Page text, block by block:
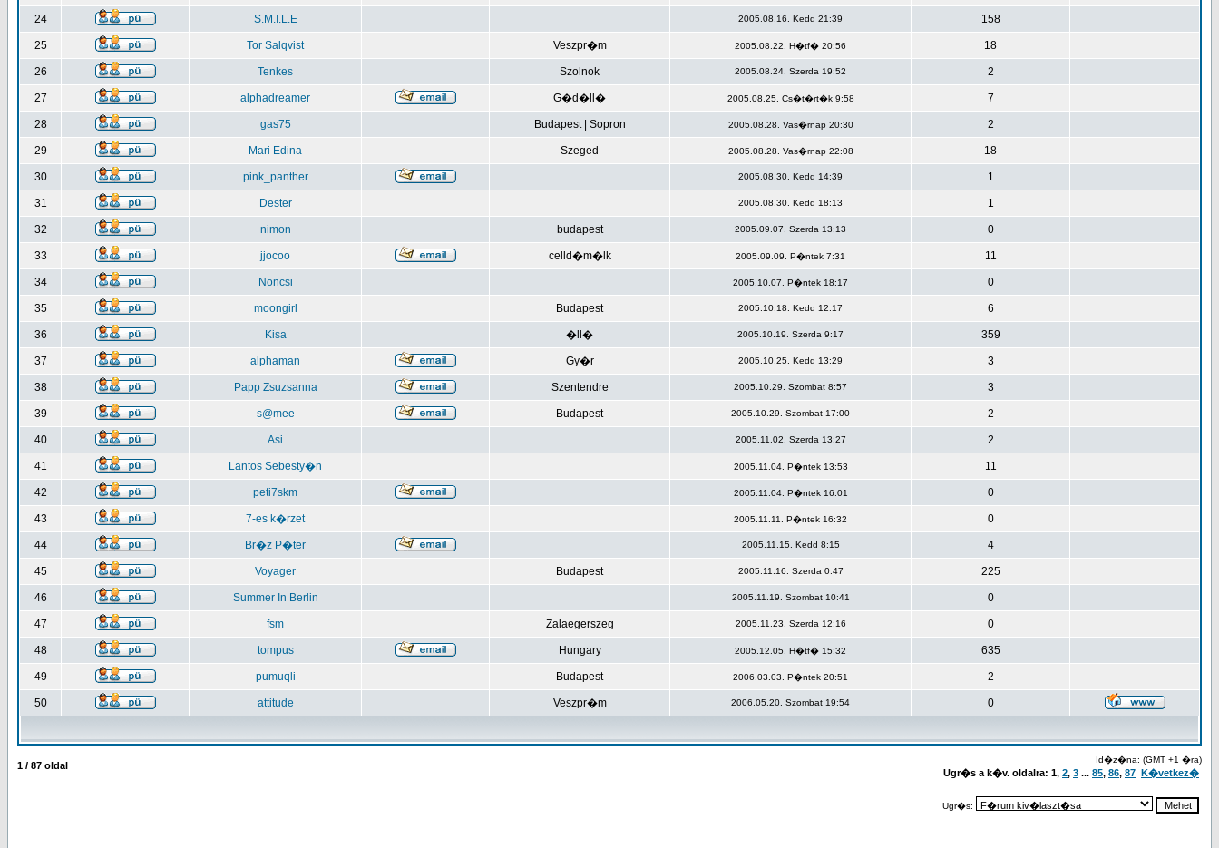
24 S.M.I.L.E 2005.08.16. Kedd 21:39 158
25 Tor Salqvist Veszpr�m 2005.08.22. H�tf� 20:56 18
26 Tenkes Szolnok 2005.08.24. Szerda 19:52 2
27 alphadreamer G�d�ll� 2005.08.25. Cs�t�rt�k 9:58 7
28 gas75 Budapest | Sopron 2005.08.28. Vas�rnap 20:30 2
29 Mari Edina Szeged 2005.08.28. Vas�rnap 22:08 18
30 pink_panther 2005.08.30. Kedd 14:39 1
31 Dester 2005.08.30. Kedd 18:13 1
32 nimon budapest 2005.09.07. Szerda 13:13 0
33 jjocoo celld�m�lk 2005.09.09. P�ntek 7:31 11
34 Noncsi 2005.10.07. P�ntek 18:17 0
35 moongirl Budapest 2005.10.18. Kedd 12:17 6
36 Kisa �ll� 2005.10.19. Szerda 9:17 359
37 alphaman Gy�r 2005.10.25. Kedd 13:29 3
38 Papp Zsuzsanna Szentendre 2005.10.29. Szombat 8:57 3
39 s@mee Budapest 2005.10.29. Szombat 17:00 2
40 Asi 2005.11.02. Szerda 13:27 2
41 Lantos Sebesty�n 2005.11.04. P�ntek 13:53 11
42 peti7skm 2005.11.04. P�ntek 16:01 0
43 7-es k�rzet 2005.11.11. P�ntek 16:32 0
44 Br�z P�ter 2005.11.15. Kedd 8:15 4
45 Voyager Budapest 2005.11.16. Szerda 0:47 225
46 Summer In Berlin 2005.11.19. Szombat 10:41 0
47 fsm Zalaegerszeg 2005.11.23. Szerda 12:16 0
48 tompus Hungary 2005.12.05. H�tf� 15:32 635
49 pumuqli Budapest 2006.03.03. P�ntek 20:51 2
50 attitude Veszpr�m 2006.05.20. Szombat 19:54 0
1 / 87 oldal
Id�z�na: (GMT +1 �ra)
Ugr�s a k�v. oldalra: 1, 2, 3 ... 85, 86, 87 K�vetkez�
Ugr�s: